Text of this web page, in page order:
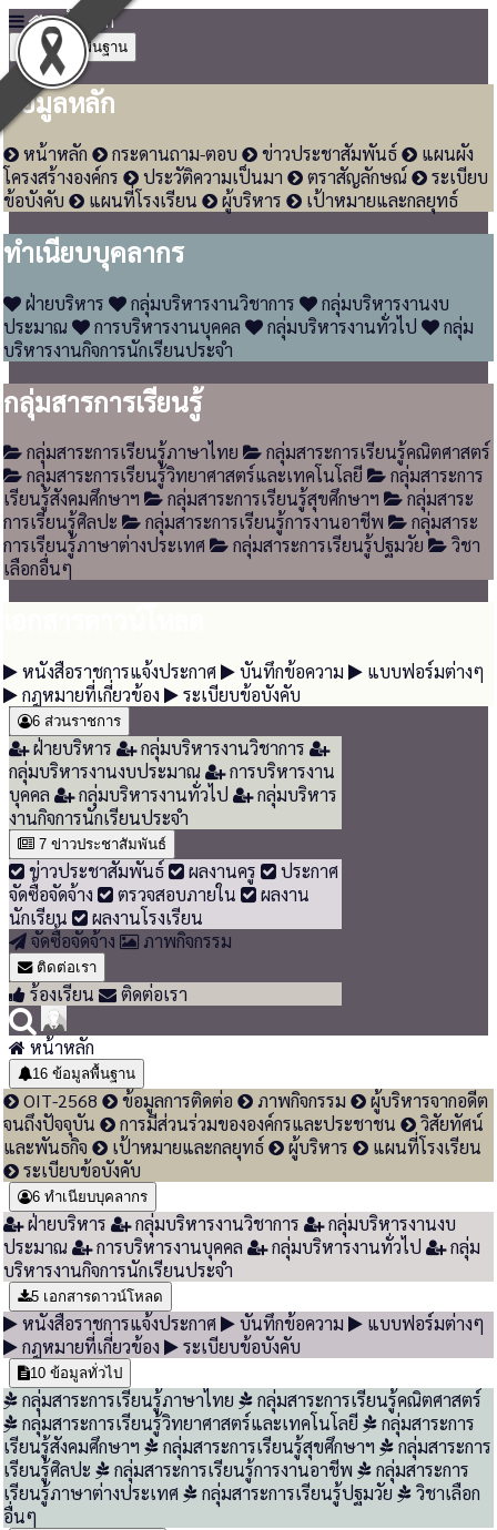
หน้าหลัก
ข้อมูลพื้นฐาน
ข้อมูลหลัก
หน้าหลัก กระดานถาม-ตอบ ข่าวประชาสัมพันธ์
แผนผัง
โครงสร้างองค์กร
ประวัติความเป็นมา ตราสัญลักษณ์
ระเบียบ
ข้อบังคับ
แผนที่โรงเรียน ผู้บริหาร เป้าหมายและกลยุทธ์
ทำเนียบบุคลากร
ฝ่ายบริหาร กลุ่มบริหารงานวิชาการ
กลุ่มบริหารงานงบ
ประมาณ
การบริหารงานบุคคล กลุ่มบริหารงานทั่วไป
กลุ่ม
บริหารงานกิจการนักเรียนประจำ
กลุ่มสารการเรียนรู้
กลุ่มสาระการเรียนรู้ภาษาไทย
กลุ่มสาระการเรียนรู้คณิตศาสตร์
กลุ่มสาระการเรียนรู้วิทยาศาสตร์และเทคโนโลยี
กลุ่มสาระการ
เรียนรู้สังคมศึกษาฯ
กลุ่มสาระการเรียนรู้สุขศึกษาฯ
กลุ่มสาระ
การเรียนรู้ศิลปะ
กลุ่มสาระการเรียนรู้การงานอาชีพ
กลุ่มสาระ
การเรียนรู้ภาษาต่างประเทศ
กลุ่มสาระการเรียนรู้ปฐมวัย
วิชา
เลือกอื่นๆ
หนังสือราชการแจ้งประกาศ บันทึกข้อความ
แบบฟอร์มต่างๆ
กฎหมายที่เกี่ยวข้อง
ระเบียบข้อบังคับ
6 ส่วนราชการ
ฝ่ายบริหาร
กลุ่มบริหารงานวิชาการ
กลุ่มบริหารงานงบประมาณ
การบริหารงาน
บุคคล
กลุ่มบริหารงานทั่วไป
กลุ่มบริหาร
งานกิจการนักเรียนประจำ
7 ข่าวประชาสัมพันธ์
ข่าวประชาสัมพันธ์ ผลงานครู
ประกาศ
จัดซื้อจัดจ้าง
ตรวจสอบภายใน
ผลงาน
นักเรียน
ผลงานโรงเรียน
จัดซื้อจัดจ้าง
ภาพกิจกรรม
ติดต่อเรา
ร้องเรียน ติดต่อเรา
หน้าหลัก
16 ข้อมูลพื้นฐาน
OIT-2568 ข้อมูลการติดต่อ ภาพกิจกรรม
ผู้บริหารจากอดีต
จนถึงปัจจุบัน
การมีส่วนร่วมขององค์กรและประชาชน
วิสัยทัศน์
และพันธกิจ
เป้าหมายและกลยุทธ์ ผู้บริหาร
แผนที่โรงเรียน
ระเบียบข้อบังคับ
6 ทำเนียบบุคลากร
ฝ่ายบริหาร กลุ่มบริหารงานวิชาการ
กลุ่มบริหารงานงบ
ประมาณ
การบริหารงานบุคคล กลุ่มบริหารงานทั่วไป
กลุ่ม
บริหารงานกิจการนักเรียนประจำ
5 เอกสารดาวน์โหลด
หนังสือราชการแจ้งประกาศ บันทึกข้อความ
แบบฟอร์มต่างๆ
กฎหมายที่เกี่ยวข้อง
ระเบียบข้อบังคับ
10 ข้อมูลทั่วไป
กลุ่มสาระการเรียนรู้ภาษาไทย
กลุ่มสาระการเรียนรู้คณิตศาสตร์
กลุ่มสาระการเรียนรู้วิทยาศาสตร์และเทคโนโลยี
กลุ่มสาระการ
เรียนรู้สังคมศึกษาฯ
กลุ่มสาระการเรียนรู้สุขศึกษาฯ
กลุ่มสาระการ
เรียนรู้ศิลปะ
กลุ่มสาระการเรียนรู้การงานอาชีพ
กลุ่มสาระการ
เรียนรู้ภาษาต่างประเทศ
กลุ่มสาระการเรียนรู้ปฐมวัย
วิชาเลือก
อื่นๆ